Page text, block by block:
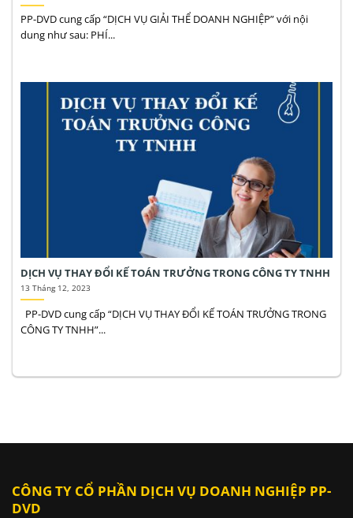
PP-DVD cung cấp “DỊCH VỤ GIẢI THỂ DOANH NGHIỆP” với nội
dung như sau: PHÍ...
DỊCH VỤ THAY ĐỔI KẾ TOÁN TRƯỞNG TRONG CÔNG TY TNHH
13 Tháng 12, 2023
PP-DVD cung cấp “DỊCH VỤ THAY ĐỔI KẾ TOÁN TRƯỞNG TRONG
CÔNG TY TNHH”...
CÔNG TY CỔ PHẦN DỊCH VỤ DOANH NGHIỆP PP-
DVD